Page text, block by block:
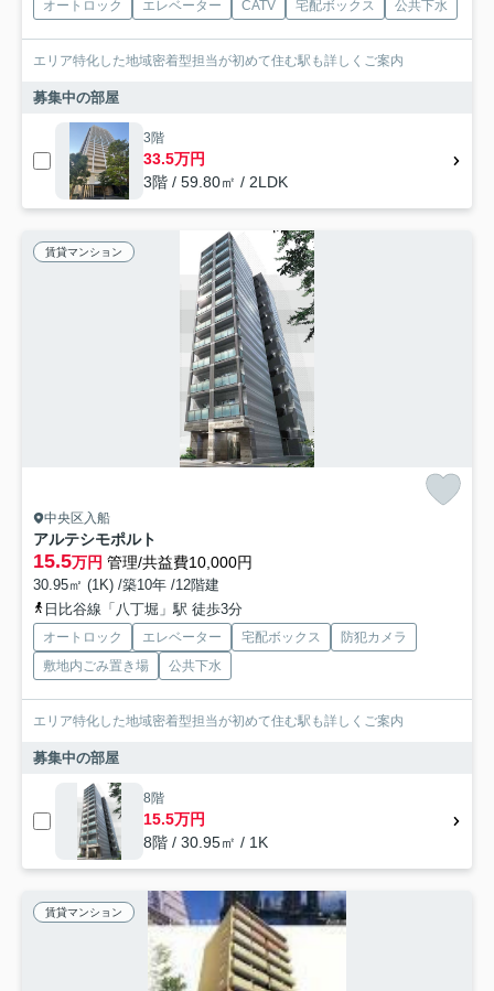
オートロック エレベーター CATV 宅配ボックス 公共下水
エリア特化した地域密着型担当が初めて住む駅も詳しくご案内
募集中の部屋
3階
33.5万円
3階 / 59.80㎡ / 2LDK
賃貸マンション
中央区入船
アルテシモポルト
15.5万円 管理/共益費10,000円
30.95㎡ (1K) /築10年 /12階建
日比谷線「八丁堀」駅 徒歩3分
オートロック エレベーター 宅配ボックス
防犯カメラ
敷地内ごみ置き場
公共下水
エリア特化した地域密着型担当が初めて住む駅も詳しくご案内
募集中の部屋
8階
15.5万円
8階 / 30.95㎡ / 1K
賃貸マンション